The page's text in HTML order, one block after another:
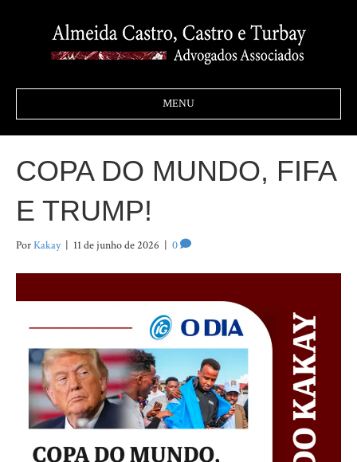
MENU
COPA DO MUNDO, FIFA
E TRUMP!
PorKakay | 11 de junho de 2026 | 0